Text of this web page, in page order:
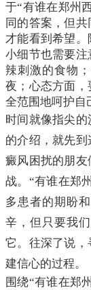
于“有谁在郑州
同的答案，但
才能看到希望
小细节也需要
辣刺激的食物
夜；心态方面
全范围地呵护自
时间就像指尖
的介绍，就先
癜风困扰的朋
战。“有谁在郑
多患者的期盼
辛，但只要我
它。往深了说
建信心的过程。
围绕“有谁在郑